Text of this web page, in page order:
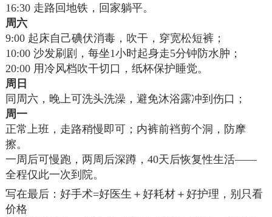
16:30 走路回地铁，回家躺平。
周六
9:00 起床自己碘伏消毒，吹干，穿宽松短裤；
10:00 沙发刷剧，每坐1小时起身走5分钟防水肿；
20:00 用冷风档吹干切口，纸杯保护睡觉。
周日
同周六，晚上可洗头洗澡，避免沐浴露冲到伤口；
周一
正常上班，走路稍慢即可；内裤前裆剪个洞，防摩
擦。
一周后可慢跑，两周后深蹲，40天后恢复性生活——
全程仅此一次到院。
写在最后：好手术=好医生＋好耗材＋好护理，别只看
价格